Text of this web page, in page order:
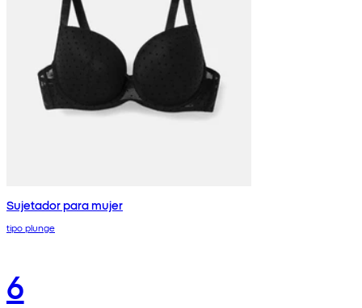
Sujetador para mujer
tipo plunge
6